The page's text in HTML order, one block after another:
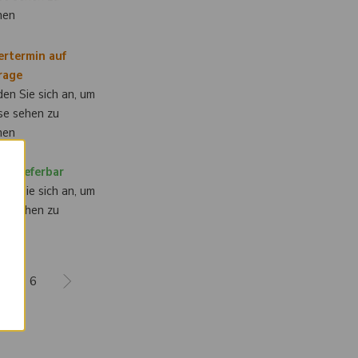
auf
Sie sich an, um
sehen zu
lieferbar
Sie sich an, um
sehen zu
6